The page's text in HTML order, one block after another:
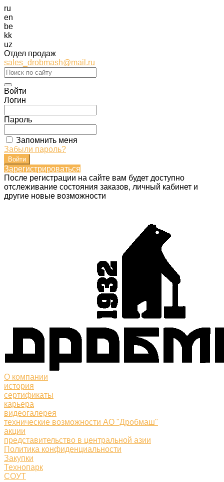
ru
en
be
kk
uz
Отдел продаж
sales_drobmash@mail.ru
Войти
Логин
Пароль
Запомнить меня
Забыли пароль?
Зарегистрироваться
После регистрации на сайте вам будет доступно
отслеживание состояния заказов, личный кабинет и
другие новые возможности
О компании
история
сертификаты
карьера
видеогалерея
технические возможности АО "Дробмаш"
акции
представительство в центральной азии
Политика конфиденциальности
Закупки
Технопарк
СОУТ